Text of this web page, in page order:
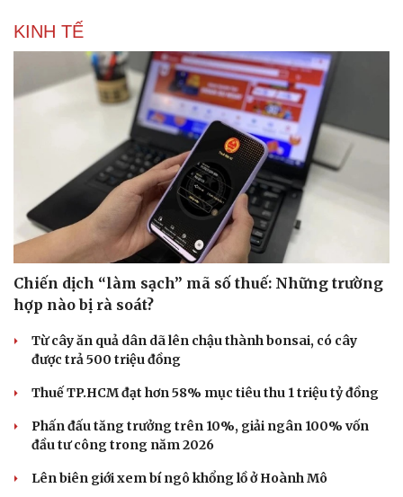
KINH TẾ
Chiến dịch “làm sạch” mã số thuế: Những trường
hợp nào bị rà soát?
Từ cây ăn quả dân dã lên chậu thành bonsai, có cây
được trả 500 triệu đồng
Thuế TP.HCM đạt hơn 58% mục tiêu thu 1 triệu tỷ đồng
Phấn đấu tăng trưởng trên 10%, giải ngân 100% vốn
đầu tư công trong năm 2026
Lên biên giới xem bí ngô khổng lồ ở Hoành Mô